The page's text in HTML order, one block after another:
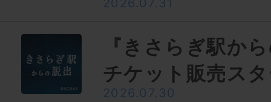
2026.07.31
『きさらぎ駅か
チケット販売ス
2026.07.30